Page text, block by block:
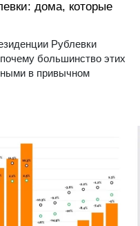
дома, которые
Рублевки
большинство этих
в привычном